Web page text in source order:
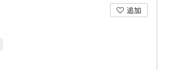
追加